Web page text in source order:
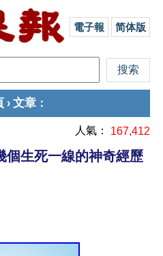
電子報 简体版
› 文章 ：
人氣： 167,412
個生死一線的神奇經歷